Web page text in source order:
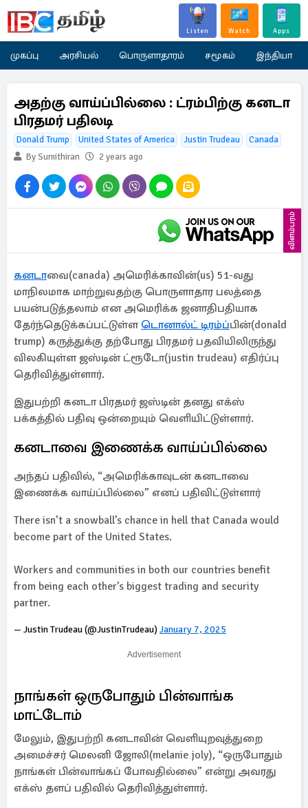
Listen Watch Apps
முகப்பு அரசியல் பொருளாதாரம் சமூகம் இந்தியா
அதற்கு வாய்ப்பில்லை : ட்ரம்பிற்கு கனடா
பிரதமர் பதிலடி
Donald Trump United States of America Justin Trudeau
Canada
By Sumithiran
2 years ago
விளம்பரம்
கனடாவை(canada) அமெரிக்காவின்(us) 51-வது
மாநிலமாக மாற்றுவதற்கு பொருளாதார பலத்தை
பயன்படுத்தலாம் என அமெரிக்க ஜனாதிபதியாக
தேர்ந்தெடுக்கப்பட்டுள்ள டொனால்ட் டிரம்ப்பின்(donald
trump) கருத்துக்கு தற்போது பிரதமர் பதவியிலிருந்து
விலகியுள்ள ஜஸ்டின் ட்ரூடோ(justin trudeau) எதிர்ப்பு
தெரிவித்துள்ளார்.
இதுபற்றி கனடா பிரதமர் ஜஸ்டின் தனது எக்ஸ்
பக்கத்தில் பதிவு ஒன்றையும் வெளியிட்டுள்ளார்.
கனடாவை இணைக்க வாய்ப்பில்லை
அந்தப் பதிவில், “அமெரிக்காவுடன் கனடாவை
இணைக்க வாய்ப்பில்லை” எனப் பதிவிட்டுள்ளார்
There isn’t a snowball’s chance in hell that Canada would
become part of the United States.
Workers and communities in both our countries benefit
from being each other’s biggest trading and security
partner.
— Justin Trudeau (@JustinTrudeau) January 7, 2025
Advertisement
நாங்கள் ஒருபோதும் பின்வாங்க
மாட்டோம்
மேலும், இதுபற்றி கனடாவின் வெளியுறவுத்துறை
அமைச்சர் மெலனி ஜோலி(melanie joly), “ஒருபோதும்
நாங்கள் பின்வாங்கப் போவதில்லை” என்று அவரது
எக்ஸ் தளப் பதிவில் தெரிவித்துள்ளார்.